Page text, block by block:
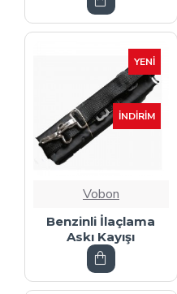
YENI
İNDIRIM
Vobon
Benzinli İlaçlama
Askı Kayışı